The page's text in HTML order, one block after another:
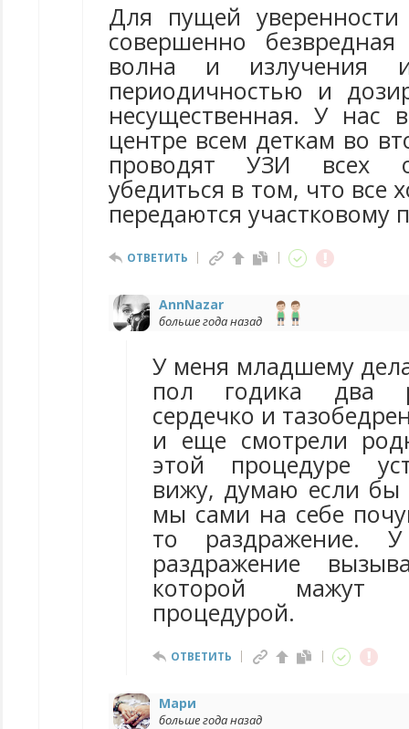
Для пущей
совершенно
волна и излучения
периодичностью и
несущественная. У нас
центре всем деткам во
проводят УЗИ всех
убедиться в том, что все
передаются участковому
ОТВЕТИТЬ
AnnNazar
больше года назад
У меня младшему
пол годика два
сердечко и
и еще смотрели
этой процедуре
вижу, думаю если
мы сами на себе
то раздражение.
раздражение
которой мажут
процедурой.
ОТВЕТИТЬ
Мари
больше года назад